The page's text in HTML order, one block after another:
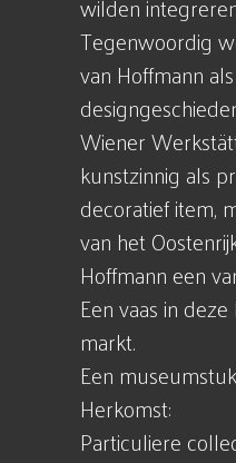
Tegenwoordig
van Hoffmann
Wiener
kunstzinnig als
decoratief item,
van het
Hoffmann een
Een vaas in
markt.
Een
Herkomst:
Particuliere